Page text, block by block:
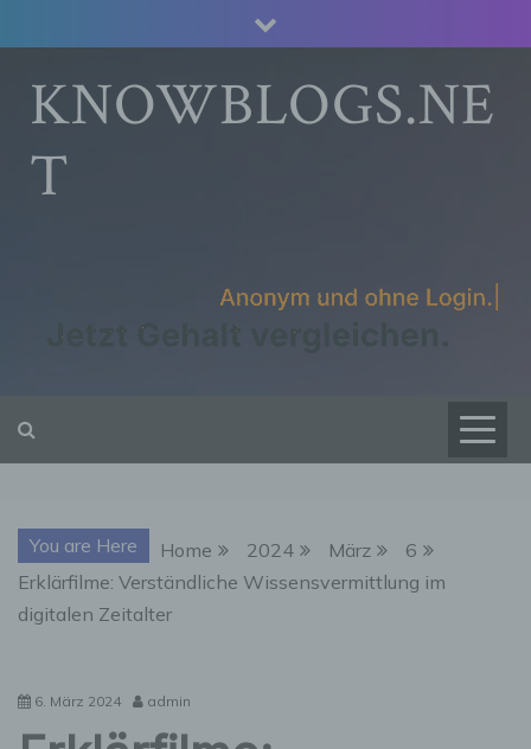
to
contentKNOWBLOGS.NE
T
You are Here Home 2024 März
6
Erklärfilme: Verständliche Wissensvermittlung im
digitalen Zeitalter
6. März 2024 admin